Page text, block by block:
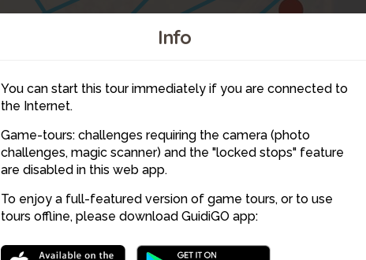
Info
You can start this tour immediately if you are connected to
the Internet.
Game-tours: challenges requiring the camera (photo
challenges, magic scanner) and the "locked stops" feature
are disabled in this web app.
To enjoy a full-featured version of game tours, or to use
tours offline, please download GuidiGO app: